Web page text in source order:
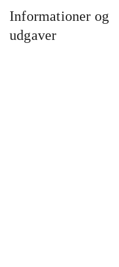
Informationer og
udgaver